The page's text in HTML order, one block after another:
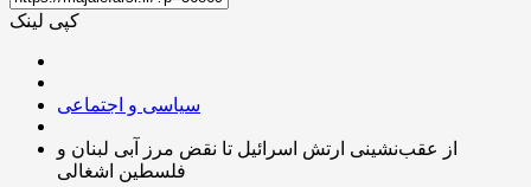
کپی لینک
سیاسی و اجتماعی
از عقب‌نشینی ارتش اسرائیل تا نقض مرز آبی لبنان و
فلسطین اشغالی